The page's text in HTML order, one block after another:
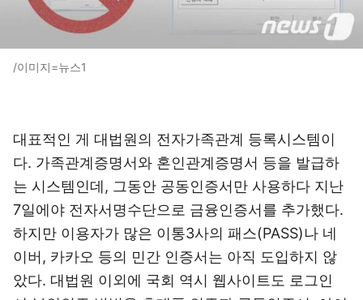
/이미지=뉴스1
대표적인 게 대법원의 전자가족관계 등록시스템이
다. 가족관계증명서와 혼인관계증명서 등을 발급하
는 시스템인데, 그동안 공동인증서만 사용하다 지난
7일에야 전자서명수단으로 금융인증서를 추가했다.
하지만 이용자가 많은 이통3사의 패스(PASS)나 네
이버, 카카오 등의 민간 인증서는 아직 도입하지 않
았다. 대법원 이외에 국회 역시 웹사이트도 로그인